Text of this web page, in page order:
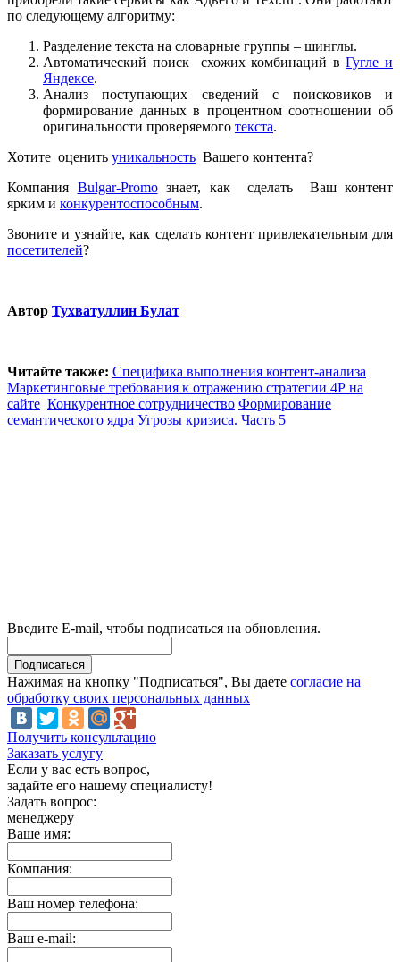
по следующему алгоритму:
Разделение текста на словарные группы – шинглы.
Автоматический поиск схожих комбинаций вГугле и
Яндексе.
Анализ поступающих сведений с поисковиков и
формирование данных в процентном соотношении об
оригинальности проверяемого текста.
Хотите оценить уникальность Вашего контента?
Компания Bulgar-Promoзнает, как сделать Ваш контент
ярким и конкурентоспособным.
Звоните и узнайте, как сделать контент привлекательным для
посетителей?
Автор Тухватуллин Булат
Читайте также: Специфика выполнения контент-анализа
Маркетинговые требования к отражению стратегии 4Р на
сайте Конкурентное сотрудничество Формирование
семантического ядра Угрозы кризиса. Часть 5
Введите E-mail, чтобы подписаться на обновления.
Нажимая на кнопку "Подписаться", Вы даете согласие на
обработку своих персональных данных
Получить консультацию
Заказать услугу
Если у вас есть вопрос,
задайте его нашему специалисту!
Задать вопрос:
менеджеру
Ваше имя:
Компания:
Ваш номер телефона:
Ваш e-mail: